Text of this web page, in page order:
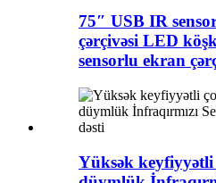
75″ USB IR
çərçivəsi LED
sensorlu ekran
Yüksək